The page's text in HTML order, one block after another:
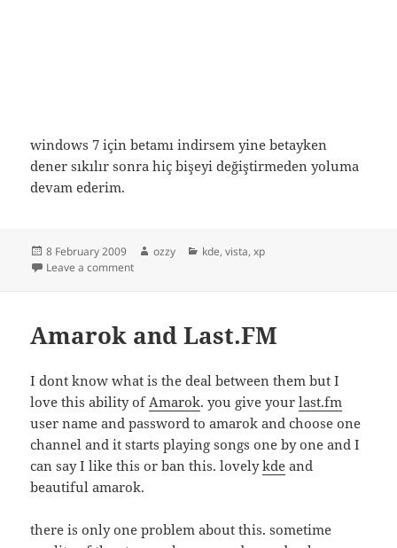
windows 7 için betamı indirsem yine betayken
dener sıkılır sonra hiç bişeyi değiştirmeden yoluma
devam ederim.
Posted
on
8 February 2009 Author
ozzy Categories
kde,vista,xp
Leave a commenton kde 4 ü windows 7 diye yedirmişler
Amarok and Last.FM
I dont know what is the deal between them but I
love this ability of Amarok. you give yourlast.fm
user name and password to amarok and choose one
channel and it starts playing songs one by one and I
can say I like this or ban this. lovelykde and
beautiful amarok.
there is only one problem about this. sometime